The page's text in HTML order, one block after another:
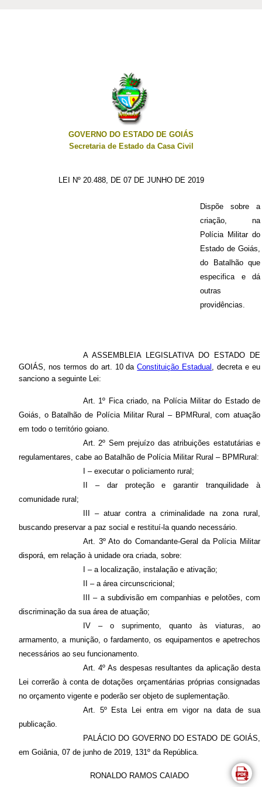
GOVERNO DO ESTADO DE GOIÁS
Secretaria de Estado da Casa Civil
LEI Nº 20.488, DE 07 DE JUNHO DE 2019
Dispõe sobre a
criação, na
Polícia Militar do
Estado de Goiás,
do Batalhão que
especifica e dá
outras
providências.
A ASSEMBLEIA LEGISLATIVA DO ESTADO DE
GOIÁS, nos termos do art. 10 daConstituição Estadual , decreta e eu
sanciono a seguinte Lei:
Art. 1º Fica criado, na Polícia Militar do Estado de
Goiás, o Batalhão de Polícia Militar Rural – BPMRural, com atuação
em todo o território goiano.
Art. 2º Sem prejuízo das atribuições estatutárias e
regulamentares, cabe ao Batalhão de Polícia Militar Rural – BPMRural:
I – executar o policiamento rural;
II – dar proteção e garantir tranquilidade à
comunidade rural;
III – atuar contra a criminalidade na zona rural,
buscando preservar a paz social e restituí-la quando necessário.
Art. 3º Ato do Comandante-Geral da Polícia Militar
disporá, em relação à unidade ora criada, sobre:
I – a localização, instalação e ativação;
II – a área circunscricional;
III – a subdivisão em companhias e pelotões, com
discriminação da sua área de atuação;
IV – o suprimento, quanto às viaturas, ao
armamento, a munição, o fardamento, os equipamentos e apetrechos
necessários ao seu funcionamento.
Art. 4º As despesas resultantes da aplicação desta
Lei correrão à conta de dotações orçamentárias próprias consignadas
no orçamento vigente e poderão ser objeto de suplementação.
Art. 5º Esta Lei entra em vigor na data de sua
publicação.
PALÁCIO DO GOVERNO DO ESTADO DE GOIÁS,
em Goiânia, 07 de junho de 2019, 131º da República.
RONALDO RAMOS CAIADO